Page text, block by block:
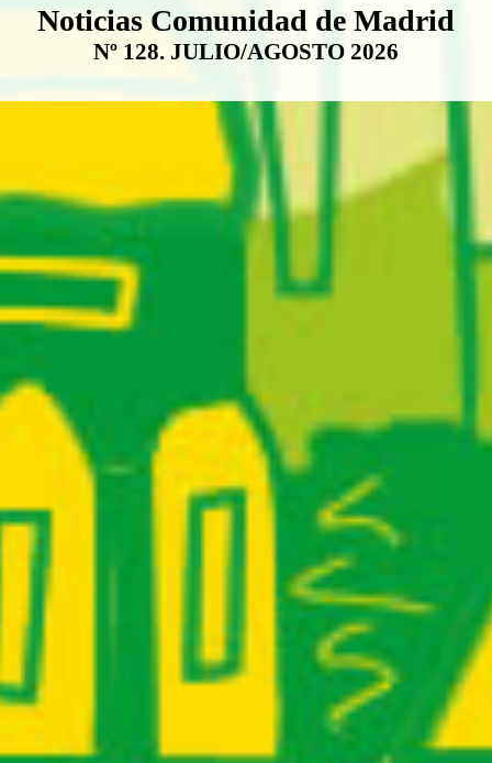
Boletín Noticias Comunidad de
Noticias Comunidad de Madrid
Nº 128. JULIO/AGOSTO 2026